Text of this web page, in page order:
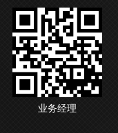
业务经理